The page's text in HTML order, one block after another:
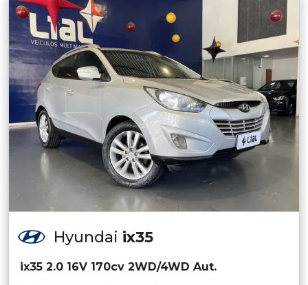
Hyundai ix35
ix35 2.0 16V 170cv 2WD/4WD Aut.